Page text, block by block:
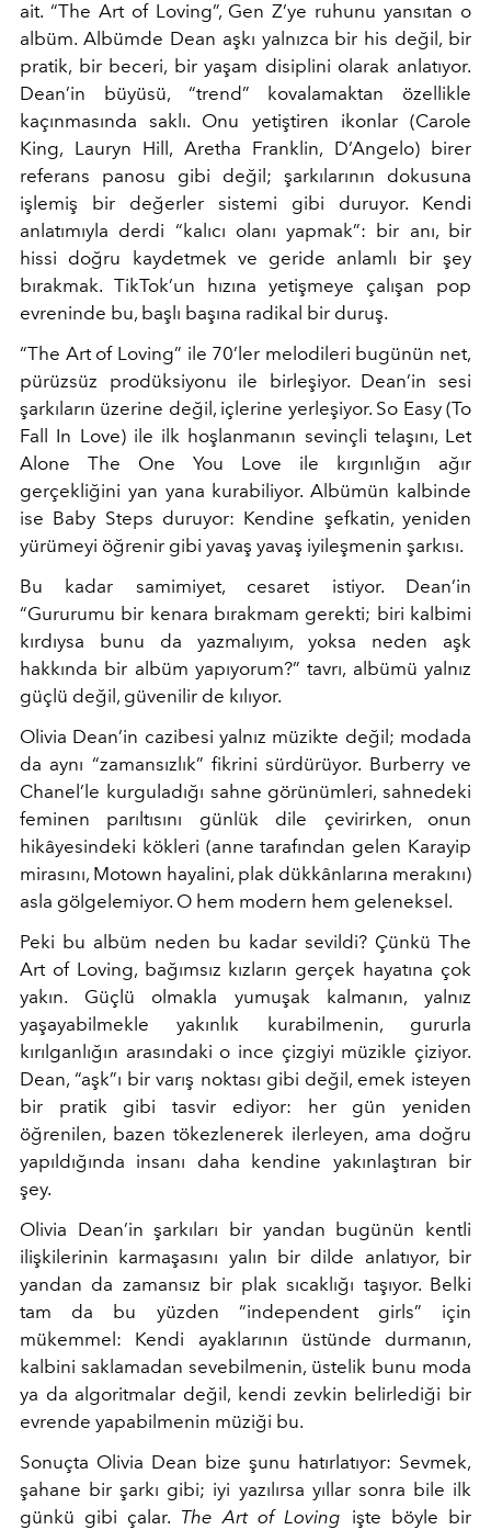
ait. “The Art of Loving”, Gen Z’ye ruhunu yansıtan o
albüm. Albümde Dean aşkı yalnızca bir his değil, bir
pratik, bir beceri, bir yaşam disiplini olarak anlatıyor.
Dean’in büyüsü, “trend” kovalamaktan özellikle
kaçınmasında saklı. Onu yetiştiren ikonlar (Carole
King, Lauryn Hill, Aretha Franklin, D’Angelo) birer
referans panosu gibi değil; şarkılarının dokusuna
işlemiş bir değerler sistemi gibi duruyor. Kendi
anlatımıyla derdi “kalıcı olanı yapmak”: bir anı, bir
hissi doğru kaydetmek ve geride anlamlı bir şey
bırakmak. TikTok’un hızına yetişmeye çalışan pop
evreninde bu, başlı başına radikal bir duruş.
“The Art of Loving” ile 70’ler melodileri bugünün net,
pürüzsüz prodüksiyonu ile birleşiyor. Dean’in sesi
şarkıların üzerine değil, içlerine yerleşiyor. So Easy (To
Fall In Love) ile ilk hoşlanmanın sevinçli telaşını, Let
Alone The One You Love ile kırgınlığın ağır
gerçekliğini yan yana kurabiliyor. Albümün kalbinde
ise Baby Steps duruyor: Kendine şefkatin, yeniden
yürümeyi öğrenir gibi yavaş yavaş iyileşmenin şarkısı.
Bu kadar samimiyet, cesaret istiyor. Dean’in
“Gururumu bir kenara bırakmam gerekti; biri kalbimi
kırdıysa bunu da yazmalıyım, yoksa neden aşk
hakkında bir albüm yapıyorum?” tavrı, albümü yalnız
güçlü değil, güvenilir de kılıyor.
Olivia Dean’in cazibesi yalnız müzikte değil; modada
da aynı “zamansızlık” fikrini sürdürüyor. Burberry ve
Chanel’le kurguladığı sahne görünümleri, sahnedeki
feminen parıltısını günlük dile çevirirken, onun
hikâyesindeki kökleri (anne tarafından gelen Karayip
mirasını, Motown hayalini, plak dükkânlarına merakını)
asla gölgelemiyor. O hem modern hem geleneksel.
Peki bu albüm neden bu kadar sevildi? Çünkü The
Art of Loving, bağımsız kızların gerçek hayatına çok
yakın. Güçlü olmakla yumuşak kalmanın, yalnız
yaşayabilmekle yakınlık kurabilmenin, gururla
kırılganlığın arasındaki o ince çizgiyi müzikle çiziyor.
Dean, “aşk”ı bir varış noktası gibi değil, emek isteyen
bir pratik gibi tasvir ediyor: her gün yeniden
öğrenilen, bazen tökezlenerek ilerleyen, ama doğru
yapıldığında insanı daha kendine yakınlaştıran bir
şey.
Olivia Dean’in şarkıları bir yandan bugünün kentli
ilişkilerinin karmaşasını yalın bir dilde anlatıyor, bir
yandan da zamansız bir plak sıcaklığı taşıyor. Belki
tam da bu yüzden “independent girls” için
mükemmel: Kendi ayaklarının üstünde durmanın,
kalbini saklamadan sevebilmenin, üstelik bunu moda
ya da algoritmalar değil, kendi zevkin belirlediği bir
evrende yapabilmenin müziği bu.
Sonuçta Olivia Dean bize şunu hatırlatıyor: Sevmek,
şahane bir şarkı gibi; iyi yazılırsa yıllar sonra bile ilk
günkü gibi çalar. The Art of Loving işte böyle bir